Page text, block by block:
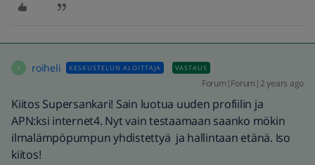
R roiheli KESKUSTELUN ALOITTAJA VASTAUS
Forum|Forum|2 years ago
Kiitos Supersankari! Sain luotua uuden profiilin ja
APN:ksi internet4. Nyt vain testaamaan saanko mökin
ilmalämpöpumpun yhdistettyä ja hallintaan etänä. Iso
kiitos!